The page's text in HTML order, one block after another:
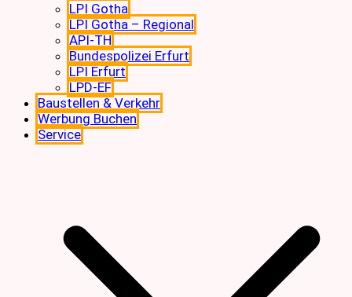
LPI Gotha
LPI Gotha – Regional
API-TH
Bundespolizei Erfurt
LPI Erfurt
LPD-EF
Baustellen & Verkehr
Werbung Buchen
Service